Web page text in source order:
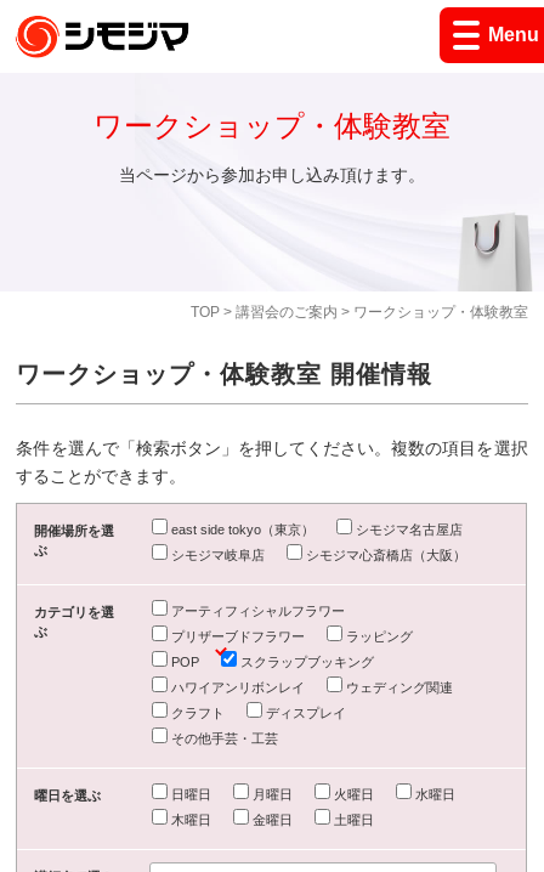
Menu
TOP> 講習会のご案内 > ワークショップ・体験教室
ワークショップ・体験教室
当ページから参加お申し込み頂けます。
ワークショップ・体験教室 開催情報
条件を選んで「検索ボタン」を押してください。複数の項目を選択
することができます。
開催場所を選
ぶ
east side tokyo（東京）
シモジマ名古屋店
シモジマ岐阜店
シモジマ心斎橋店（大阪）
カテゴリを選
ぶ
アーティフィシャルフラワー
プリザーブドフラワー
ラッピング
POP
スクラップブッキング
ハワイアンリボンレイ
ウェディング関連
クラフト
ディスプレイ
その他手芸・工芸
曜日を選ぶ 日曜日 月曜日 火曜日
水曜日
木曜日
金曜日 土曜日